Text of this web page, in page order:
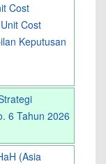
Cost
Cost
Keputusan
6 Tahun 2026
(Asia